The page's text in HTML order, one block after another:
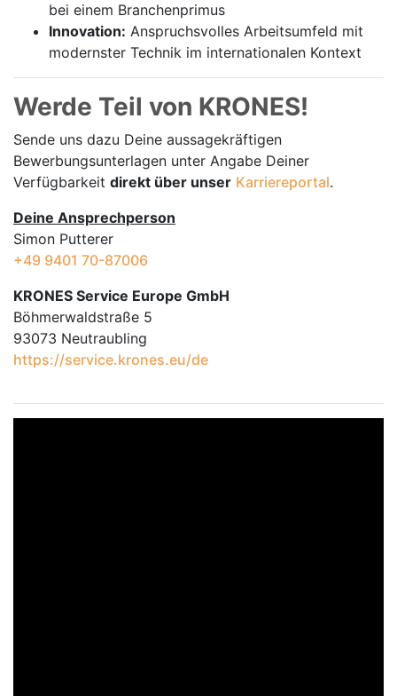
bei einem Branchenprimus
Innovation: Anspruchsvolles Arbeitsumfeld mit
modernster Technik im internationalen Kontext
Werde Teil von KRONES!
Sende uns dazu Deine aussage­kräftigen
Bewerbungsunterlagen unter Angabe Deiner
Verfügbarkeit direkt über unser Karriereportal.
Deine Ansprechperson
Simon Putterer
+49 9401 70-87006
KRONES Service Europe GmbH
Böhmerwaldstraße 5
93073 Neutraubling
https://service.krones.eu/de